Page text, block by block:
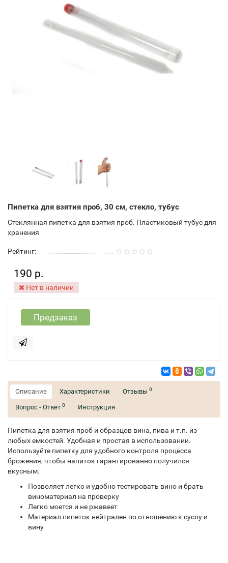
Пипетка для взятия проб, 30 см, стекло, тубус
Стеклянная пипетка для взятия проб. Пластиковый тубус для
хранения
Рейтинг:
190 р.
Нет в наличии
Предзаказ
Описание Характеристики Отзывы 0
Вопрос - Ответ 0 Инструкция
Пипетка для взятия проб и образцов вина, пива и т.п. из
любых емкостей. Удобная и простая в использовании. ​
Используйте пипетку для удобного контроля процесса
брожения, чтобы напиток гарантированно получился
вкусным.
Позволяет легко и удобно тестировать вино и брать
виноматериал на проверку
Легко моется и не ржавеет
Материал пипеток нейтрален по отношению к суслу и
вину